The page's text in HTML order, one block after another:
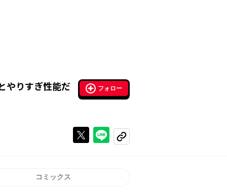
やりすぎ性能だ フォロー
Xで投稿するラインでシェアする
コピーする
コミックス